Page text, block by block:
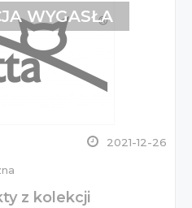
2021-12-26
z kolekcji
WYGASŁA